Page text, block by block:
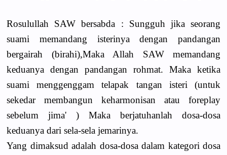
Rosulullah SAW bersabda : Sungguh jika seorang
suami memandang isterinya dengan pandangan
bergairah (birahi),Maka Allah SAW memandang
keduanya dengan pandangan rohmat. Maka ketika
suami menggenggam telapak tangan isteri (untuk
sekedar membangun keharmonisan atau foreplay
sebelum jima' ) Maka berjatuhanlah dosa-dosa
keduanya dari sela-sela jemarinya.
Yang dimaksud adalah dosa-dosa dalam kategori dosa